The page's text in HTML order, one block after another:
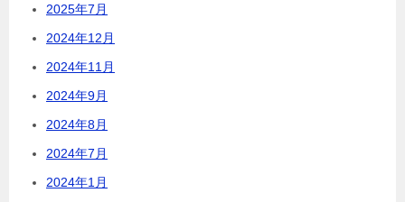
2025年7月
2024年12月
2024年11月
2024年9月
2024年8月
2024年7月
2024年1月